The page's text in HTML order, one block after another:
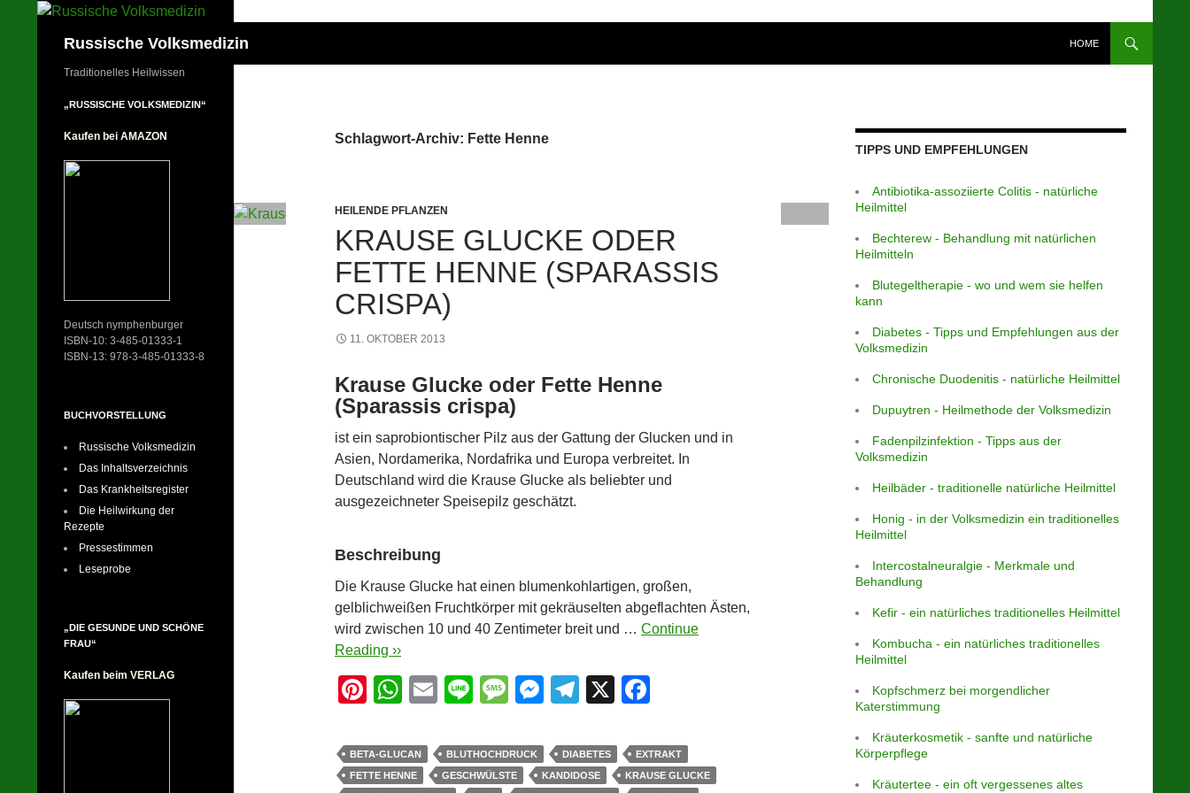
Russische Volksmedizin HOME
Schlagwort-Archiv: Fette Henne
HEILENDE PFLANZEN
KRAUSE GLUCKE ODER
FETTE HENNE (SPARASSIS
CRISPA)
11. OKTOBER 2013
Krause Glucke oder Fette Henne
(Sparassis crispa)
ist ein saprobiontischer Pilz aus der Gattung der Glucken und in
Asien, Nordamerika, Nordafrika und Europa verbreitet. In
Deutschland wird die Krause Glucke als beliebter und
ausgezeichneter Speisepilz geschätzt.
Beschreibung
Die Krause Glucke hat einen blumenkohlartigen, großen,
gelblichweißen Fruchtkörper mit gekräuselten abgeflachten Ästen,
wird zwischen 10 und 40 Zentimeter breit und … Continue
Reading ››
Pi
er
e
W
at
s
E
ail
Li
e
M
ss
a
M
ss
e
T
e
gr
X
c
e
BETA-GLUCAN BLUTHOCHDRUCK DIABETES
EXTRAKT
FETTE HENNE
GESCHWÜLSTE KANDIDOSE
KRAUSE GLUCKE
TIPPS UND EMPFEHLUNGEN
Antibiotika-assoziierte Colitis - natürliche
Heilmittel
Bechterew - Behandlung mit natürlichen
Heilmitteln
Blutegeltherapie - wo und wem sie helfen
kann
Diabetes - Tipps und Empfehlungen aus der
Volksmedizin
Chronische Duodenitis - natürliche Heilmittel
Dupuytren - Heilmethode der Volksmedizin
Fadenpilzinfektion - Tipps aus der
Volksmedizin
Heilbäder - traditionelle natürliche Heilmittel
Honig - in der Volksmedizin ein traditionelles
Heilmittel
Intercostalneuralgie - Merkmale und
Behandlung
Kefir - ein natürliches traditionelles Heilmittel
Kombucha - ein natürliches traditionelles
Heilmittel
Kopfschmerz bei morgendlicher
Katerstimmung
Kräuterkosmetik - sanfte und natürliche
Körperpflege
Kräutertee - ein oft vergessenes altes
Traditionelles Heilwissen
„RUSSISCHE VOLKSMEDIZIN“
Kaufen bei AMAZON
Deutsch nymphenburger
ISBN-10: 3-485-01333-1
ISBN-13: 978-3-485-01333-8
BUCHVORSTELLUNG
Russische Volksmedizin
Das Inhaltsverzeichnis
Das Krankheitsregister
Die Heilwirkung der
Rezepte
Pressestimmen
Leseprobe
„DIE GESUNDE UND SCHÖNE
FRAU“
Kaufen beim VERLAG